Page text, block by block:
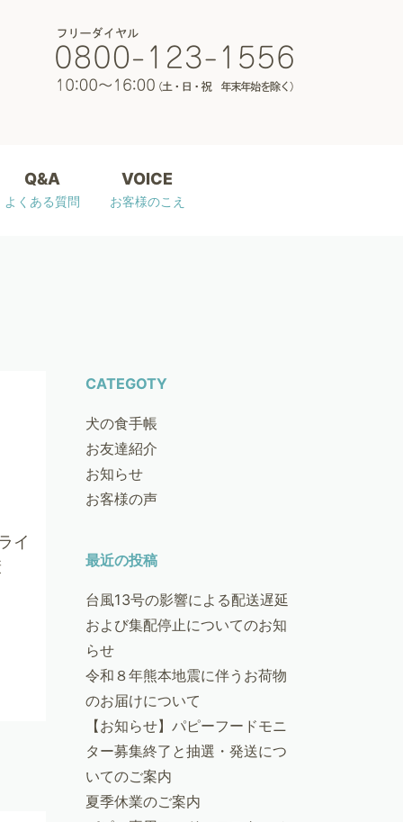
Q&A
よくある質問
VOICE
お客様のこえ
イ
CATEGOTY
犬の食手帳
お友達紹介
お知らせ
お客様の声
最近の投稿
台風13号の影響による配送遅延
および集配停止についてのお知
らせ
令和８年熊本地震に伴うお荷物
のお届けについて
【お知らせ】パピーフードモニ
ター募集終了と抽選・発送につ
いてのご案内
夏季休業のご案内